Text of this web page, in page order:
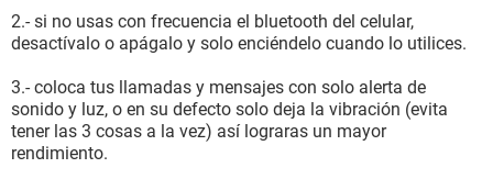
2.- si no usas con frecuencia el bluetooth del celular,
desactívalo o apágalo y solo enciéndelo cuando lo utilices.
3.- coloca tus llamadas y mensajes con solo alerta de
sonido y luz, o en su defecto solo deja la vibración (evita
tener las 3 cosas a la vez) así lograras un mayor
rendimiento.